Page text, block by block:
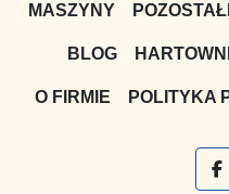
MASZYNY
BLOG
O FIRMIE POLITYKA